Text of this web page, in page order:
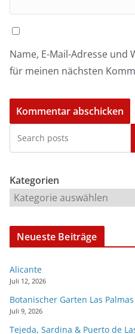
Name, E-Mail-Adresse und
für meinen nächsten
Kategorien
Neueste Beiträge
Alicante
Juli 12, 2026
Botanischer Garten Las Palmas
Juli 9, 2026
Tejeda, Sardina & Puerto de